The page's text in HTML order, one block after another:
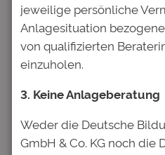
Deine E-Mail-
veröffentlicht.
sind mit*markiert
jeweilige persönliche
Anlagesituation
von qualifizierten
einzuholen.
3. Keine Anlageberatung
Weder die Deutsche
GmbH & Co. KG noch die